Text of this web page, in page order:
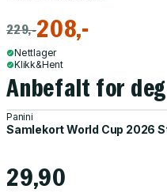
229,-208,-
Nettlager
Klikk&Hent
Anbefalt for deg
Panini
Samlekort World Cup 2026
29,90